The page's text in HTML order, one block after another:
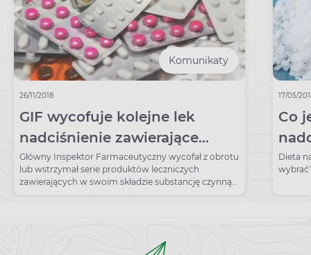
Komunikaty
26/11/2018
GIF wycofuje kolejne lek
nadciśnienie zawierające
walsartan
Główny Inspektor Farmaceutyczny wycofał z obrotu
lub wstrzymał serie produktów leczniczych
zawierających w swoim składzie substancję czynną
valsartanum.
17/05/
Co
sól?
Dieta